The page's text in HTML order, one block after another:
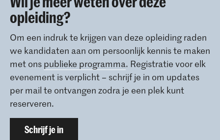
opleiding?
Om een indruk te krijgen van deze opleiding raden
we kandidaten aan om persoonlijk kennis te maken
met ons publieke programma. Registratie voor elk
evenement is verplicht – schrijf je in om updates
per mail te ontvangen zodra je een plek kunt
reserveren.
Schrijf je in